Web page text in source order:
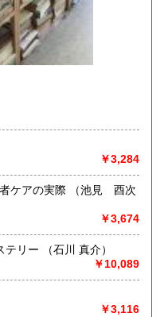
自然科学、美術工芸、国
献、趣味、外国書、サブ
￥3,284
際 （池見 酉次
￥3,674
金沢能登殺人周遊 書下し長編 ミステリー （石川 真介）
￥10,089
￥3,116